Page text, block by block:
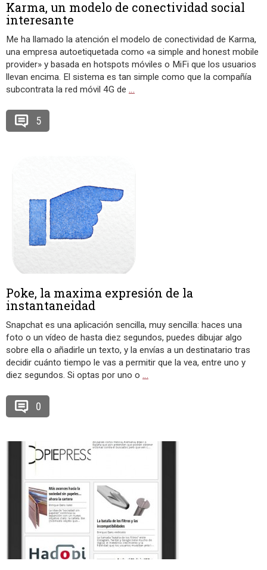
Karma, un modelo de conectividad social
interesante
Me ha llamado la atención el modelo de conectividad de Karma,
una empresa autoetiquetada como «a simple and honest mobile
provider» y basada en hotspots móviles o MiFi que los usuarios
llevan encima. El sistema es tan simple como que la compañía
subcontrata la red móvil 4G de …
5
Poke, la maxima expresión de la
instantaneidad
Snapchat es una aplicación sencilla, muy sencilla: haces una
foto o un vídeo de hasta diez segundos, puedes dibujar algo
sobre ella o añadirle un texto, y la envías a un destinatario tras
decidir cuánto tiempo le vas a permitir que la vea, entre uno y
diez segundos. Si optas por uno o …
0